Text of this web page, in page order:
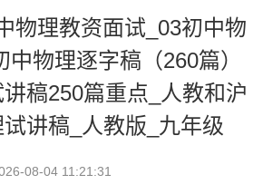
物理教资面试_03初中物
物理逐字稿（260篇）
讲稿250篇重点_人教和沪
讲稿_人教版_九年级
08-04 11:21:31